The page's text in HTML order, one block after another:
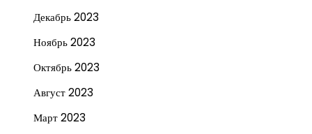
Декабрь 2023
Ноябрь 2023
Октябрь 2023
Август 2023
Март 2023